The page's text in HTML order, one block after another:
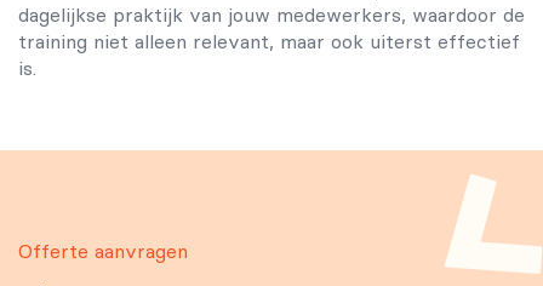
dagelijkse praktijk van jouw medewerkers, waardoor de
training niet alleen relevant, maar ook uiterst effectief
is.
Offerte aanvragen